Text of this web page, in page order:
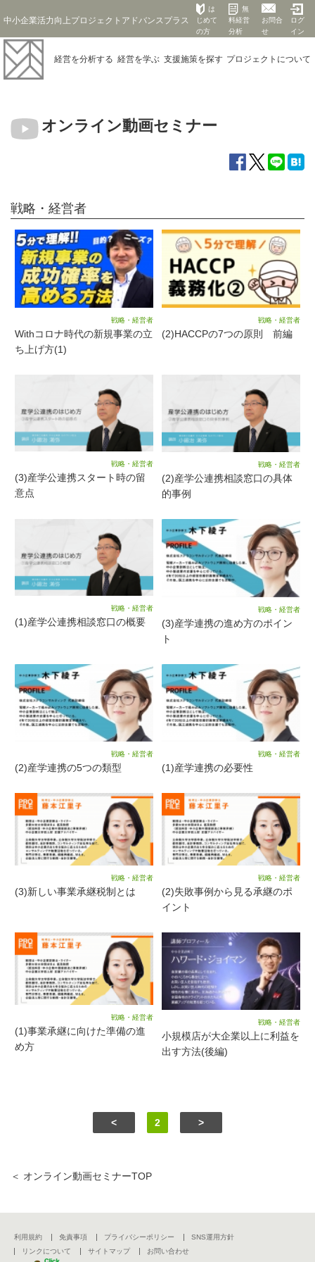
中小企業活力向上プロジェクトアドバンスプラス
は
じめて
の方
無
料経営
分析
お問合
せ
ログ
イン
経営を分析する 経営を学ぶ 支援施策を探す プロジェクト について
オンライン動画セミナー
戦略・経営者
戦略・経営者
Withコロナ時代の新規事業の立
ち上げ方(1)
戦略・経営者
(2)HACCPの7つの原則 前編
戦略・経営者
(3)産学公連携スタート時の留
意点
戦略・経営者
(2)産学公連携相談窓口の具体
的事例
戦略・経営者
(1)産学公連携相談窓口の概要
戦略・経営者
(3)産学連携の進め方のポイン
ト
戦略・経営者
(2)産学連携の5つの類型
戦略・経営者
(1)産学連携の必要性
戦略・経営者
(3)新しい事業承継税制とは
戦略・経営者
(2)失敗事例から見る承継のポ
イント
戦略・経営者
(1)事業承継に向けた準備の進
め方
戦略・経営者
小規模店が大企業以上に利益を
出す方法(後編)
< 2 >
＜ オンライン動画セミナーTOP
利用規約 免責事項 プライバシーポリシー
SNS運用方針
リンクについて
サイトマップ お問い合わせ